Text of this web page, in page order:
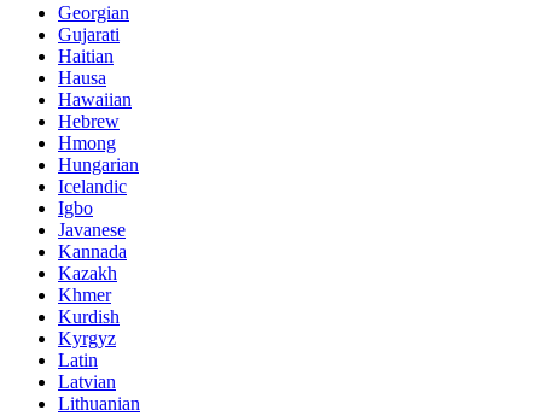
Georgian
Gujarati
Haitian
Hausa
Hawaiian
Hebrew
Hmong
Hungarian
Icelandic
Igbo
Javanese
Kannada
Kazakh
Khmer
Kurdish
Kyrgyz
Latin
Latvian
Lithuanian